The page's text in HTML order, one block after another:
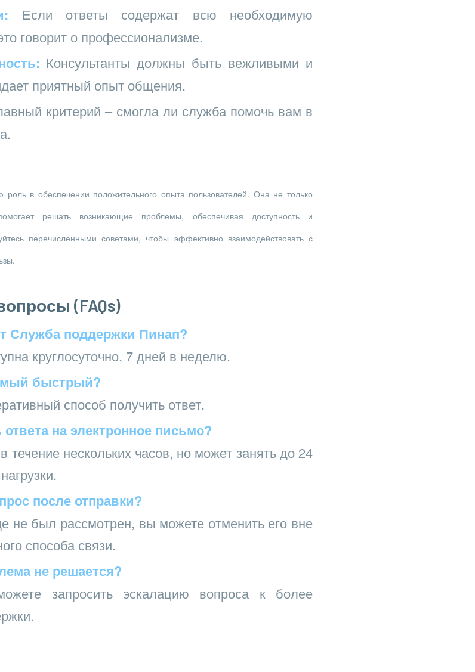
Если ответы содержат всю необходимую
говорит о профессионализме.
Консультанты должны быть вежливыми и
приятный опыт общения.
критерий – смогла ли служба помочь вам в
в обеспечении положительного опыта пользователей. Она не только
решать возникающие проблемы, обеспечивая доступность и
перечисленными советами, чтобы эффективно взаимодействовать с
(FAQs)
Служба поддержки Пинап?
круглосуточно, 7 дней в неделю.
быстрый?
способ получить ответ.
на электронное письмо?
течение нескольких часов, но может занять до 24
после отправки?
не был рассмотрен, вы можете отменить его вне
способа связи.
не решается?
запросить эскалацию вопроса к более